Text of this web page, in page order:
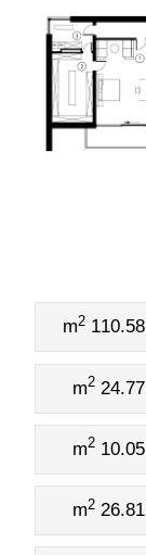
110.58 m
2
24.77 m
2
10.05 m
2
26.81 m
2